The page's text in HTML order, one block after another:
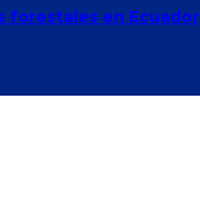
forestales en Ecuador